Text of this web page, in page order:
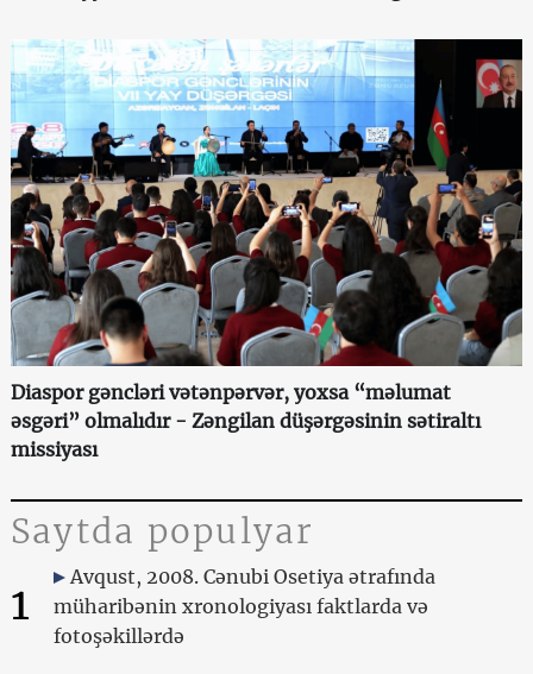
Diaspor gəncləri vətənpərvər, yoxsa “məlumat
əsgəri” olmalıdır - Zəngilan düşərgəsinin sətiraltı
missiyası
Saytda populyar
1
Avqust, 2008. Cənubi Osetiya ətrafında
müharibənin xronologiyası faktlarda və
fotoşəkillərdə